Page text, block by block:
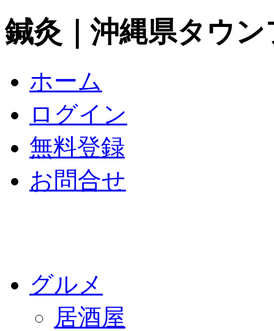
鍼灸｜沖縄県タウン
ホーム
ログイン
無料登録
お問合せ
グルメ
居酒屋